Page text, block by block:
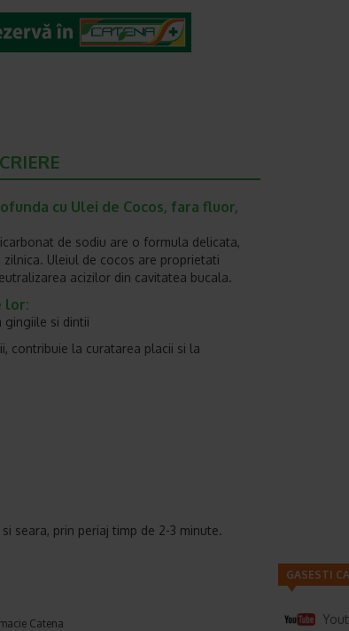
cu Ulei de Cocos, fara fluor,
de sodiu are o formula delicata,
Uleiul de cocos are proprietati
acizilor din cavitatea bucala.
lor:
gingiile si dintii
contribuie la curatarea placii si la
seara, prin periaj timp de 2-3 minute.
Catena
GASESTI